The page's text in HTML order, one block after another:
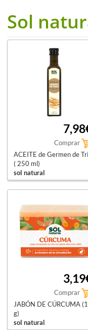
Sol
Comprar
ACEITE de Germen de
( 250 ml)
sol natural
Comprar
JABÓN DE CÚRCUMA
g)
sol natural